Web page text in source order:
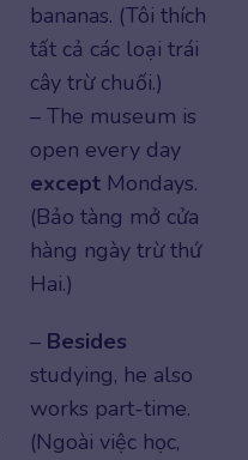
bananas. (Tôi thích
tất cả các loại trái
cây trừ chuối.)
– The museum is
open every day
except Mondays.
(Bảo tàng mở cửa
hàng ngày trừ thứ
Hai.)
– Besides
studying, he also
works part-time.
(Ngoài việc học,